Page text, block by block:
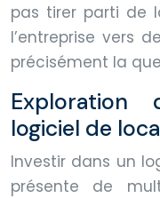
pas tirer parti de
l’entreprise vers
précisément la
Exploration
logiciel de
Investir dans un
présente de